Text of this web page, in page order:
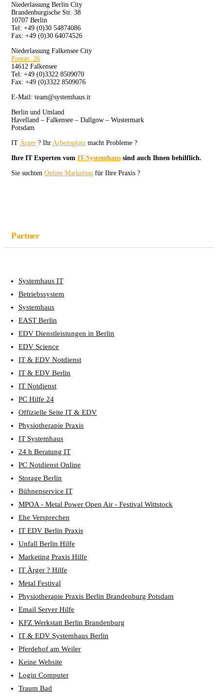
Niederlassung Berlin City
Brandenburgische Str. 38
10707 Berlin
Tel: +49 (0)30 54874086
Fax: +49 (0)30 64074526
Niederlassung Falkensee City
Poststr. 26
14612 Falkensee
Tel: +49 (0)3322 8509070
Fax: +49 (0)3322 8509076
E-Mail: team@systemhaus.it
Berlin und Umland
Havelland – Falkensee – Dallgow – Wustermark
Potsdam
IT Ärger ? Ihr Arbeitsplatz macht Probleme ?
Ihre IT Experten vom IT-Systemhaus sind auch Ihnen behilflich.
Sie suchten Online Marketing für Ihre Praxis ?
Partner
Systemhaus IT
Betriebssystem
Systemhaus
EAST Berlin
EDV Dienstleistungen in Berlin
EDV Science
IT & EDV Notdienst
IT & EDV Berlin
IT Notdienst
PC Hilfe 24
Offizielle Seite IT & EDV
Physiotherapie Praxis
IT Systemhaus
24 h Beratung IT
PC Notdienst Online
Storage Berlin
Bühnenservice IT
MPOA - Metal Power Open Air - Festival Wittstock
Ehe Versprechen
IT EDV Berlin Praxis
Unfall Berlin Hilfe
Marketing Praxis Hilfe
IT Ärger ? Hilfe
Metal Festival
Physiotherapie Praxis Berlin Brandenburg Potsdam
Email Server Hilfe
KFZ Werkstatt Berlin Brandenburg
IT & EDV Systemhaus Berlin
Pferdehof am Weiler
Keine Website
Login Computer
Traum Bad